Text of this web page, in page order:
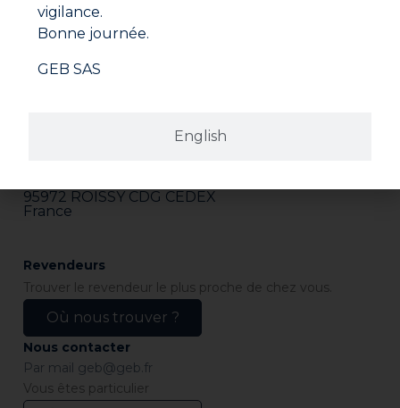
95972 ROISSY CDG CEDEX
France
Revendeurs
Trouver le revendeur le plus proche de chez vous.
Où nous trouver ?
Nous contacter
Par mail geb@geb.fr
Vous êtes particulier
English
vigilance.
Bonne journée.
GEB SAS